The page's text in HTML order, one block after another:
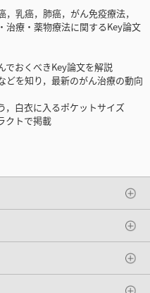
乳癌，肺癌，がん免疫療法，
療・薬物療法に関するKey論文
でおくべきKey論文を解説
どを知り，最新のがん治療の動向
，白衣に入るポケットサイズ
クトで掲載